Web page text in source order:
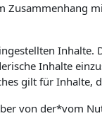
Inhalte.
Inhalte
gilt für Inhalte,
von der*vom